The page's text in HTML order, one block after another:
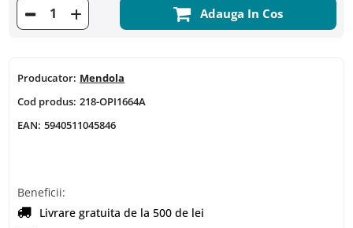
Producator: Mendola
Cod produs: 218-OPI1664A
EAN: 5940511045846
Beneficii:
Livrare gratuita de la 500 de lei
Adauga In Cos